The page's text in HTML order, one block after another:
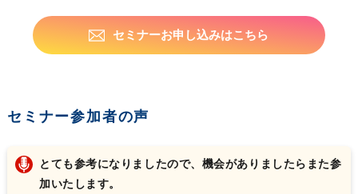
セミナーお申し込みはこちら
セミナー参加者の声
とても参考になりましたので、機会がありましたらまた参
加いたします。